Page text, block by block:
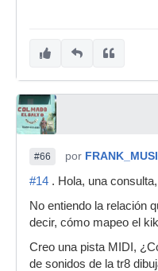
#66 por
#14 . Hola, una consulta,
No entiendo la relación
decir, cómo mapeo el
Creo una pista MIDI,
de sonidos de la tr8